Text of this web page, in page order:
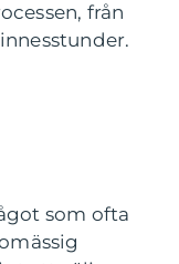
från
som ofta